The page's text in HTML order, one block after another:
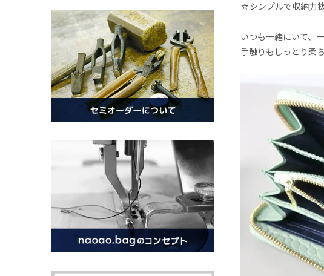
☆シンプルで収納力
いつも一緒にいて、
手触りもしっとり柔